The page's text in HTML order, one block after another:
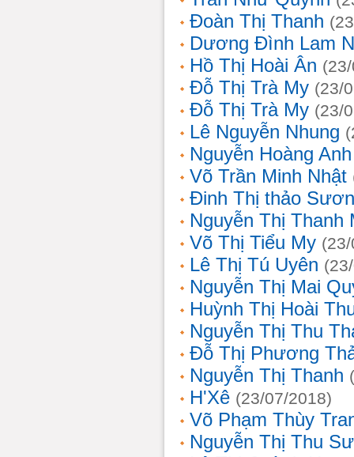
Đoàn Thị Thanh
Dương Đình Lam
Hồ Thị Hoài Ân
Đỗ Thị Trà My (23/
Đỗ Thị Trà My (23/
Lê Nguyễn Nhung
Nguyễn Hoàng Anh
Võ Trần Minh Nhật
Đinh Thị thảo
Nguyễn Thị Thanh
Võ Thị Tiểu My
Lê Thị Tú Uyên
Nguyễn Thị Mai
Huỳnh Thị Hoài
Nguyễn Thị Thu
Đỗ Thị Phương
Nguyễn Thị Thanh
H'Xê (23/07/2018)
Võ Phạm Thùy
Nguyễn Thị Thu